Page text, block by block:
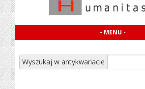
- MENU -
Wyszukaj w antykwariacie